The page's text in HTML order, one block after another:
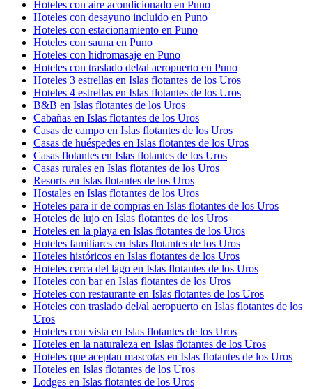
Hoteles con aire acondicionado en Puno
Hoteles con desayuno incluido en Puno
Hoteles con estacionamiento en Puno
Hoteles con sauna en Puno
Hoteles con hidromasaje en Puno
Hoteles con traslado del/al aeropuerto en Puno
Hoteles 3 estrellas en Islas flotantes de los Uros
Hoteles 4 estrellas en Islas flotantes de los Uros
B&B en Islas flotantes de los Uros
Cabañas en Islas flotantes de los Uros
Casas de campo en Islas flotantes de los Uros
Casas de huéspedes en Islas flotantes de los Uros
Casas flotantes en Islas flotantes de los Uros
Casas rurales en Islas flotantes de los Uros
Resorts en Islas flotantes de los Uros
Hostales en Islas flotantes de los Uros
Hoteles para ir de compras en Islas flotantes de los Uros
Hoteles de lujo en Islas flotantes de los Uros
Hoteles en la playa en Islas flotantes de los Uros
Hoteles familiares en Islas flotantes de los Uros
Hoteles históricos en Islas flotantes de los Uros
Hoteles cerca del lago en Islas flotantes de los Uros
Hoteles con bar en Islas flotantes de los Uros
Hoteles con restaurante en Islas flotantes de los Uros
Hoteles con traslado del/al aeropuerto en Islas flotantes de los
Uros
Hoteles con vista en Islas flotantes de los Uros
Hoteles en la naturaleza en Islas flotantes de los Uros
Hoteles que aceptan mascotas en Islas flotantes de los Uros
Hoteles en Islas flotantes de los Uros
Lodges en Islas flotantes de los Uros